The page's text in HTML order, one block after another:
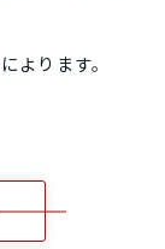
よります。